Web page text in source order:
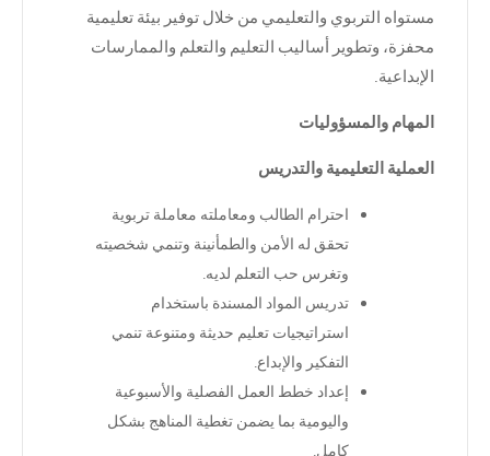
مستواه التربوي والتعليمي من خلال توفير بيئة تعليمية
محفزة، وتطوير أساليب التعليم والتعلم والممارسات
الإبداعية.
المهام والمسؤوليات
العملية التعليمية والتدريس
احترام الطالب ومعاملته معاملة تربوية
تحقق له الأمن والطمأنينة وتنمي شخصيته
وتغرس حب التعلم لديه
تدريس المواد المسندة باستخدام
استراتيجيات تعليم حديثة ومتنوعة تنمي
التفكير والإبداع
إعداد خطط العمل الفصلية والأسبوعية
واليومية بما يضمن تغطية المناهج بشكل
كامل